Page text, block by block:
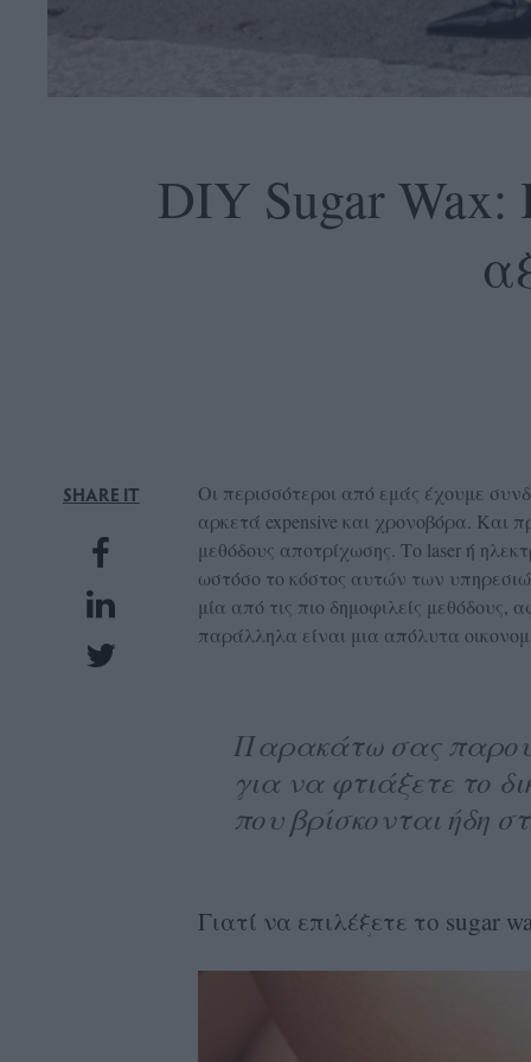
DIY Sugar Wax:
SHARE IT Οι περισσότεροι από εμάς έχουμε
αρκετά expensive και χρονοβόρα. Και
μεθόδους αποτρίχωσης. Το laser ή
ωστόσο το κόστος αυτών των
μία από τις πιο δημοφιλείς
παράλληλα είναι μια απόλυτα
Παρακάτω σας
για να φτιάξετε το
που βρίσκονται ήδη
Γιατί να επιλέξετε το sugar